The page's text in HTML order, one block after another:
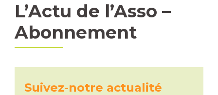
L’Actu de l’Asso –
Abonnement
Suivez-notre actualité